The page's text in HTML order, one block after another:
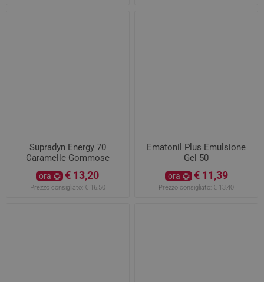
Supradyn Energy 70
Caramelle Gommose
ora € 13,20
Prezzo consigliato: € 16,50
Ematonil Plus Emulsione
Gel 50
ora € 11,39
Prezzo consigliato: € 13,40